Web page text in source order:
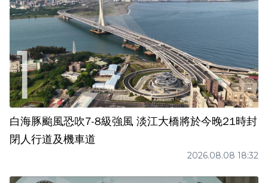
白海豚颱風恐吹7-8級強風 淡江大橋將於今晚21時封
閉人行道及機車道
2026.08.08 18:32